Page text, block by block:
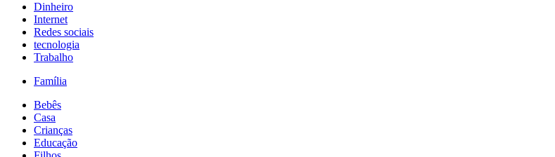
Dinheiro
Internet
Redes sociais
tecnologia
Trabalho
Família
Bebês
Casa
Crianças
Educação